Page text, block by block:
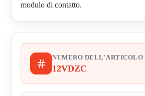
modulo di contatto.
NUMERO DELL'ARTICOLO
12VDZC